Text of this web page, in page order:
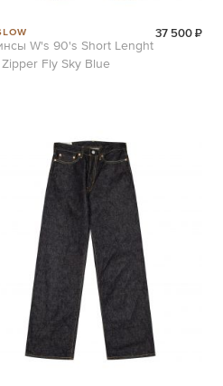
37 500 ₽
W's 90's Short Lenght
Zipper Fly Sky Blue